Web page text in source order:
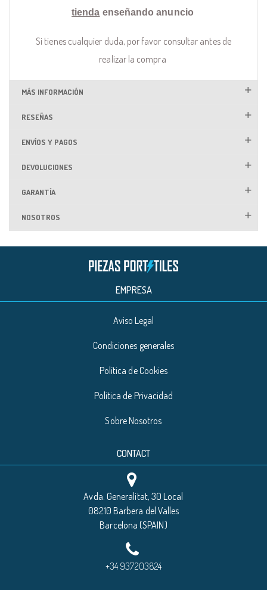
tienda enseñando anuncio
Si tienes cualquier duda, por favor consultar antes de
realizar la compra
MÁS INFORMACIÓN
RESEÑAS
ENVÍOS Y PAGOS
DEVOLUCIONES
GARANTÍA
NOSOTROS
EMPRESA
Aviso Legal
Condiciones generales
Política de Cookies
Política de Privacidad
Sobre Nosotros
CONTACT
Avda. Generalitat, 30 Local
08210 Barbera del Valles
Barcelona (SPAIN)
+34 937203824